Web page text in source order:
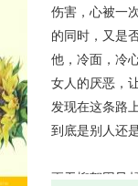
伤害，心被一
的同时，又是
他，冷面，冷
女人的厌恶，
发现在这条路
到底是别人还
更无柳絮因风